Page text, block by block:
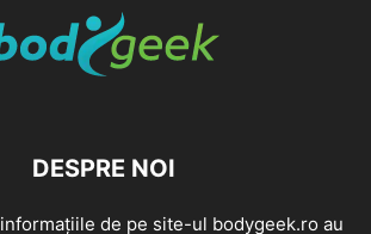
DESPRE NOI
informațiile de pe site-ul bodygeek.ro au